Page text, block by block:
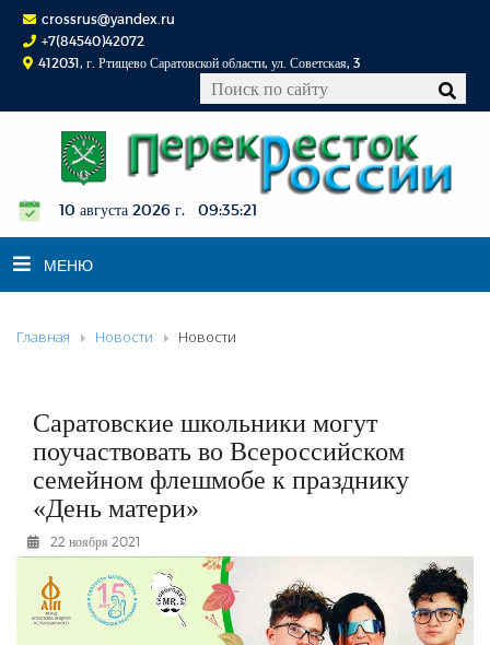
crossrus@yandex.ru
+7(84540)42072
412031, г. Ртищево Саратовской области, ул. Советская, 3
10 августа 2026 г. 09:35:22
МЕНЮ
НОВОСТИ
К СВЕДЕНИЮ
КОНКУРСЫ
ФОТОРЕПОРТАЖИ
РЕКЛАМОДАТЕЛЯМ
ОБЪЯВЛЕНИЯ
КОНТАКТЫ
Главная Новости Новости
Саратовские школьники могут
поучаствовать во Всероссийском
семейном флешмобе к празднику
«День матери»
22 ноября 2021